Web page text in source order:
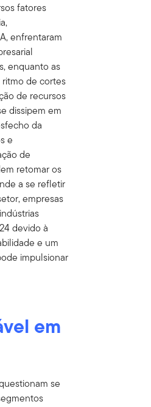
fatores
enfrentaram
enquanto as
ritmo de cortes
de recursos
dissipem em
da
e
de
retomar os
a se refletir
empresas
devido à
e um
impulsionar
em
se